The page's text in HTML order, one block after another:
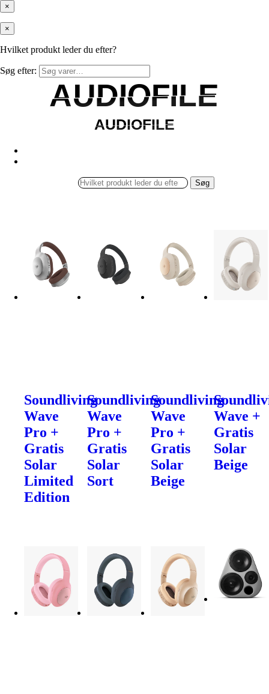
×
×
Hvilket produkt leder du efter?
Søg efter:
AUDIOFILE
AUDIOFILE
AUDIOFILE
AUDIOFILE
Søg
Soundliving
Wave
Pro +
Gratis
Solar
Limited
Edition
Soundliving
Wave
Pro +
Gratis
Solar
Sort
Soundliving
Wave
Pro +
Gratis
Solar
Beige
Wave +
Gratis
Solar
Beige